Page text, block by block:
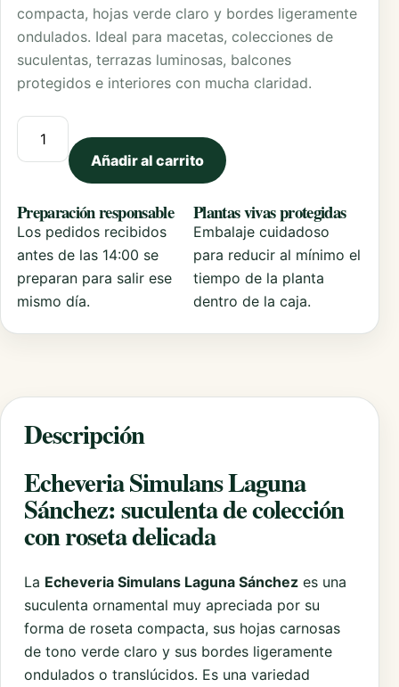
compacta, hojas verde claro y bordes ligeramente
ondulados. Ideal para macetas, colecciones de
suculentas, terrazas luminosas, balcones
protegidos e interiores con mucha claridad.
Echeveria Simulans Laguna Sanchez cantidad
Añadir al carrito
Preparación responsable
Los pedidos recibidos
antes de las 14:00 se
preparan para salir ese
mismo día.
Plantas vivas protegidas
Embalaje cuidadoso
para reducir al mínimo el
tiempo de la planta
dentro de la caja.
Descripción
Echeveria Simulans Laguna
Sánchez: suculenta de colección
con roseta delicada
La Echeveria Simulans Laguna Sánchez es una
suculenta ornamental muy apreciada por su
forma de roseta compacta, sus hojas carnosas
de tono verde claro y sus bordes ligeramente
ondulados o translúcidos. Es una variedad